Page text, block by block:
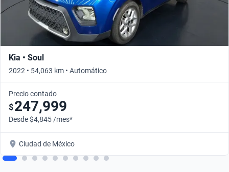
Kia • Soul
2022 • 54,063 km • Automático
Precio contado
$247,999
Desde $4,845 /mes*
Ciudad de México